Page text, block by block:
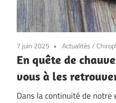
7 juin 2025 Actualités/
En quête de
vous à les
Dans la continuité de notre